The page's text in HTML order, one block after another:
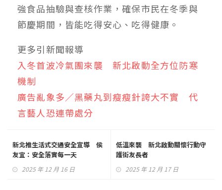
強食品抽驗與查核作業，確保市民在冬季與
節慶期間，皆能吃得安心、吃得健康。
更多引新聞報導
入冬首波冷氣團來襲 新北啟動全方位防寒
機制
廣告亂象多／黑藥丸到瘦瘦針誇大不實 代
言藝人恐連帶處分
新北推生活式交通安全宣導 侯
友宜：安全落實每一天
2025 年 12 月 16 日
低溫來襲 新北啟動關懷行動守
護街友長者
2025 年 12 月 17 日